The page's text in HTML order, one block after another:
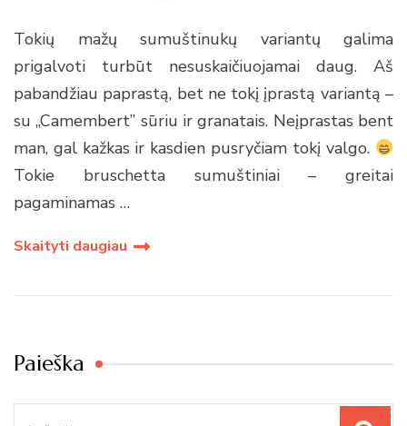
Tokių mažų sumuštinukų variantų galima
prigalvoti turbūt nesuskaičiuojamai daug. Aš
pabandžiau paprastą, bet ne tokį įprastą variantą –
su „Camembert” sūriu ir granatais. Neįprastas bent
man, gal kažkas ir kasdien pusryčiam tokį valgo.
Tokie bruschetta sumuštiniai – greitai
pagaminamas …
Skaityti daugiau
Paieška